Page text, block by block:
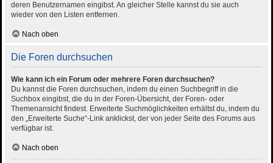
deren Benutzernamen eingibst. An gleicher Stelle kannst du sie auch
wieder von den Listen entfernen.
Nach oben
Die Foren durchsuchen
Wie kann ich ein Forum oder mehrere Foren durchsuchen?
Du kannst die Foren durchsuchen, indem du einen Suchbegriff in die
Suchbox eingibst, die du in der Foren-Übersicht, der Foren- oder
Themenansicht findest. Erweiterte Suchmöglichkeiten erhältst du, indem du
den „Erweiterte Suche“-Link anklickst, der von jeder Seite des Forums aus
verfügbar ist.
Nach oben